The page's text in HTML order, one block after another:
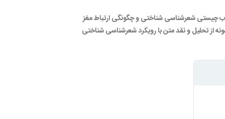
چیستی شعرشناسی شناختی و چگونگی ارتباط مغز
از تحلیل و نقد متن با رویکرد شعرشناسی شناختی